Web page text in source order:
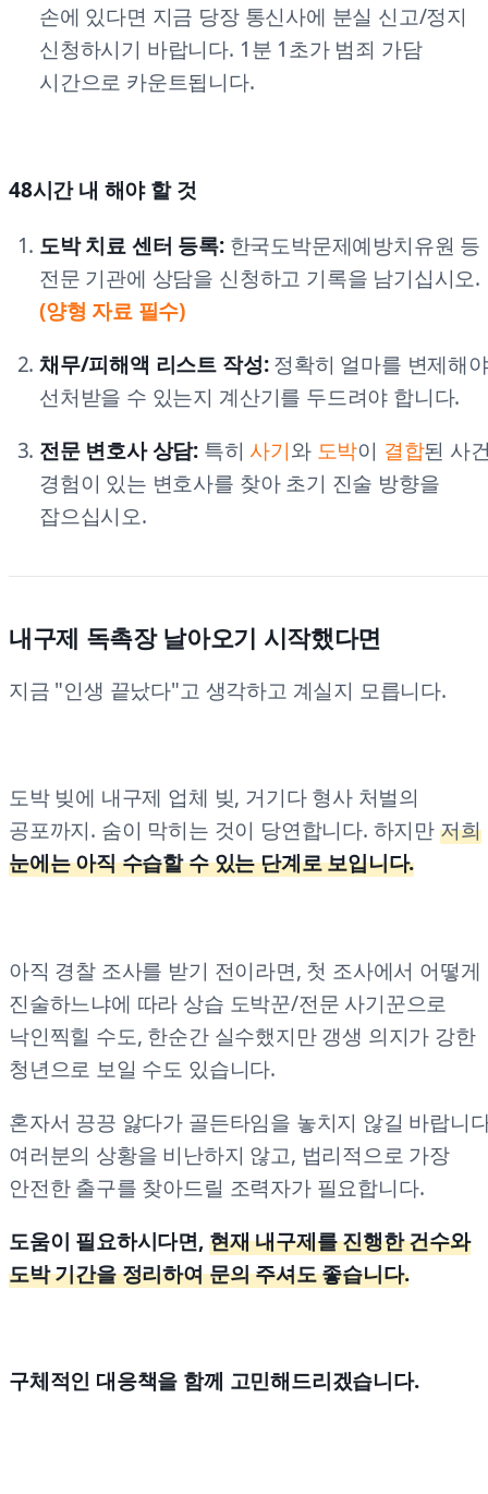
손에 있다면 지금 당장 통신사에 분실 신고/정지
신청하시기 바랍니다. 1분 1초가 범죄 가담
시간으로 카운트됩니다.
48시간 내 해야 할 것
도박 치료 센터 등록:한국도박문제예방치유원 등
전문 기관에 상담을 신청하고 기록을 남기십시오.
(양형 자료 필수)
채무/피해액 리스트 작성:정확히 얼마를 변제해야
선처받을 수 있는지 계산기를 두드려야 합니다.
전문 변호사 상담: 특히 사기와 도박이 결합된 사
경험이 있는 변호사를 찾아 초기 진술 방향을
잡으십시오.
내구제 독촉장 날아오기 시작했다면
지금 "인생 끝났다"고 생각하고 계실지 모릅니다.
도박 빚에 내구제 업체 빚, 거기다 형사 처벌의
공포까지. 숨이 막히는 것이 당연합니다. 하지만저희
눈에는 아직 수습할 수 있는 단계로 보입니다.
아직 경찰 조사를 받기 전이라면, 첫 조사에서 어떻게
진술하느냐에 따라 상습 도박꾼/전문 사기꾼으로
낙인찍힐 수도, 한순간 실수했지만 갱생 의지가 강한
청년으로 보일 수도 있습니다.
혼자서 끙끙 앓다가 골든타임을 놓치지 않길 바랍니
여러분의 상황을 비난하지 않고, 법리적으로 가장
안전한 출구를 찾아드릴 조력자가 필요합니다.
도움이 필요하시다면,현재 내구제를 진행한 건수와
도박 기간을 정리하여 문의 주셔도 좋습니다.
구체적인 대응책을 함께 고민해드리겠습니다.